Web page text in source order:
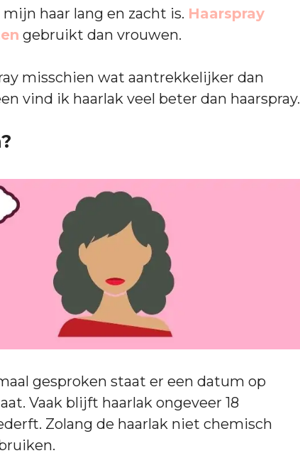
haar lang en zacht is. Haarspray
gebruikt dan vrouwen.
misschien wat aantrekkelijker dan
vind ik haarlak veel beter dan haarspray.
gesproken staat er een datum op
Vaak blijft haarlak ongeveer 18
Zolang de haarlak niet chemisch